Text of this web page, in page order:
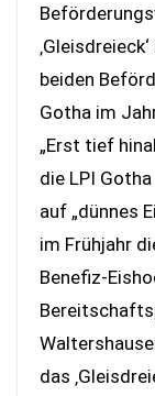
beiden
Gotha im
„Erst tief
die LPI
auf „dünnes
im Frühjahr
Benefiz-
das